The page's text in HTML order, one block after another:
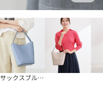
サックスブルー(09